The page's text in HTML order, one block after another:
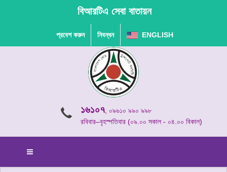
বিআরটিএ সেবা বাতায়ন
প্রবেশ করুন নিবন্ধন ENGLISH
১৬১০৭, ০৯৬১০ ৯৯০ ৯৯৮
রবিবার–বৃহস্পতিবার (০৯.০০ সকাল - ০৪.০০ বিকাল)